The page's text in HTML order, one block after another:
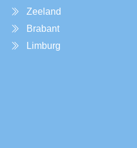
Zeeland
Brabant
Limburg